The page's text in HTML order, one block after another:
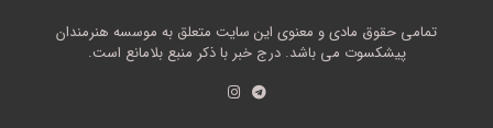
تمامی حقوق مادی و معنوی این سایت متعلق به موسسه هنرمندان
پیشکسوت می باشد. درج خبر با ذکر منبع بلامانع است.